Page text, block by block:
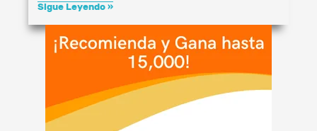
Sigue Leyendo »